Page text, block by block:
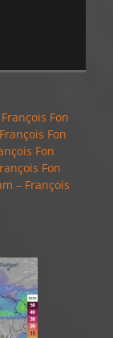
Fon
Fon
Fon
Fon
– François